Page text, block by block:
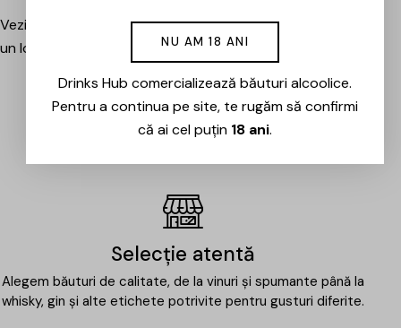
Vezi evenimentele organizate de Drinks Hub și rezervă
un loc la următoarea degustare.
EVENIMENTE
Selecție atentă
Alegem băuturi de calitate, de la vinuri și spumante până la
whisky, gin și alte etichete potrivite pentru gusturi diferite.
NU AM 18 ANI
Drinks Hub comercializează băuturi alcoolice.
Pentru a continua pe site, te rugăm să confirmi
că ai cel puțin 18 ani.